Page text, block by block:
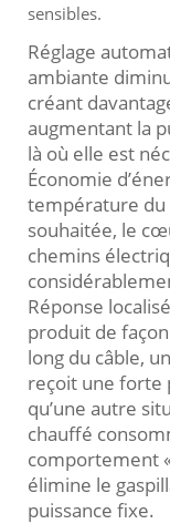
sensibles.
Réglage
ambiante
créant
augmentant la
là où elle est
Économie
température du
souhaitée, le
chemins
Réponse
produit de
long du câble,
reçoit une forte
qu’une autre
chauffé
comportement
élimine le
puissance fixe.